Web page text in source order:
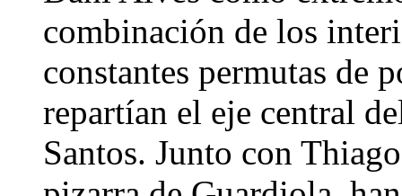
combinación de los
constantes permutas de
repartían el eje central
Santos. Junto con